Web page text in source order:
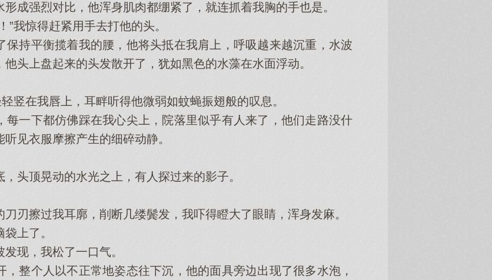
强烈对比，他浑身肌肉都绷紧了，就连抓着我胸的手也是。
惊得赶紧用手去打他的头。
持平衡揽着我的腰，他将头抵在我肩上，呼吸越来越沉重，水波
头上盘起来的头发散开了，犹如黑色的水藻在水面浮动。
在我唇上，耳畔听得他微弱如蚊蝇振翅般的叹息。
一下都仿佛踩在我心尖上，院落里似乎有人来了，他们走路没什
见衣服摩擦产生的细碎动静。
顶晃动的水光之上，有人探过来的影子。
擦过我耳廓，削断几缕鬓发，我吓得瞪大了眼睛，浑身发麻。
上了。
现，我松了一口气。
个人以不正常地姿态往下沉，他的面具旁边出现了很多水泡，